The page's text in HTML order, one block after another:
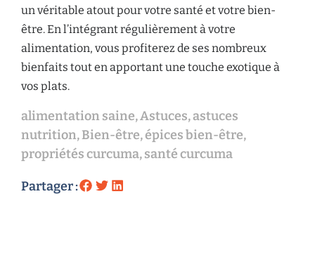
un véritable atout pour votre santé et votre bien-
être. En l’intégrant régulièrement à votre
alimentation, vous profiterez de ses nombreux
bienfaits tout en apportant une touche exotique à
vos plats.
alimentation saine,Astuces,astuces
nutrition,Bien-être,épices bien-être,
propriétés curcuma,santé curcuma
Partager :